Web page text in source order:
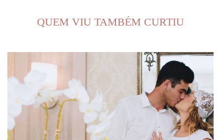
QUEM VIU TAMBÉM CURTIU